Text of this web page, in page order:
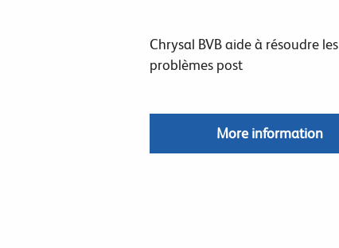
Chrysal BVB aide à résoudre les
problèmes post
More information